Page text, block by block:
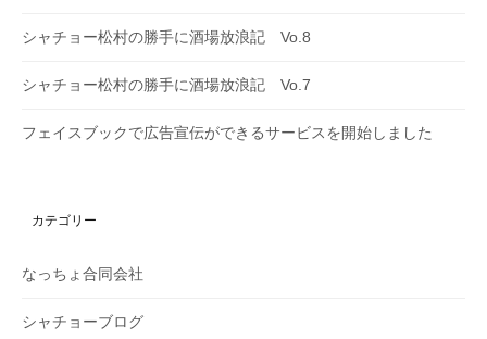
シャチョー松村の勝手に酒場放浪記 Vo.8
シャチョー松村の勝手に酒場放浪記 Vo.7
フェイスブックで広告宣伝ができるサービスを開始しました
カテゴリー
なっちょ合同会社
シャチョーブログ